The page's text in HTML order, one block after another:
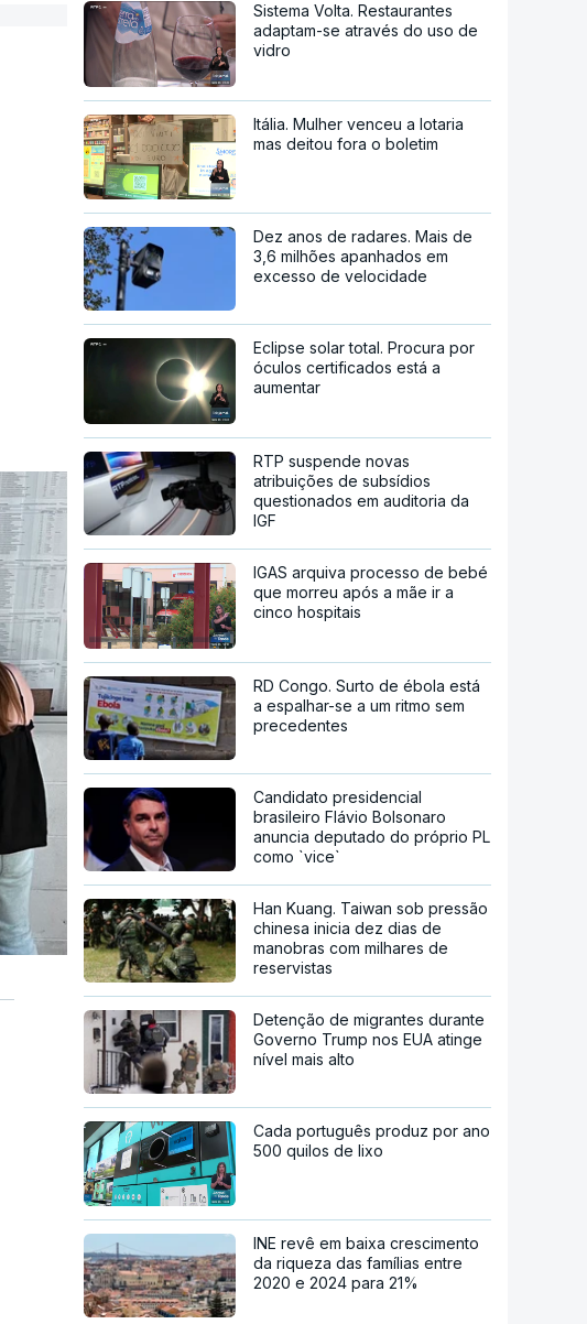
Sistema Volta. Restaurantes
adaptam-se através do uso de
vidro
Itália. Mulher venceu a lotaria
mas deitou fora o boletim
Dez anos de radares. Mais de
3,6 milhões apanhados em
excesso de velocidade
Eclipse solar total. Procura por
óculos certificados está a
aumentar
RTP suspende novas
atribuições de subsídios
questionados em auditoria da
IGF
IGAS arquiva processo de bebé
que morreu após a mãe ir a
cinco hospitais
RD Congo. Surto de ébola está
a espalhar-se a um ritmo sem
precedentes
Candidato presidencial
brasileiro Flávio Bolsonaro
anuncia deputado do próprio PL
como `vice`
Han Kuang. Taiwan sob pressão
chinesa inicia dez dias de
manobras com milhares de
reservistas
Detenção de migrantes durante
Governo Trump nos EUA atinge
nível mais alto
Cada português produz por ano
500 quilos de lixo
INE revê em baixa crescimento
da riqueza das famílias entre
2020 e 2024 para 21%